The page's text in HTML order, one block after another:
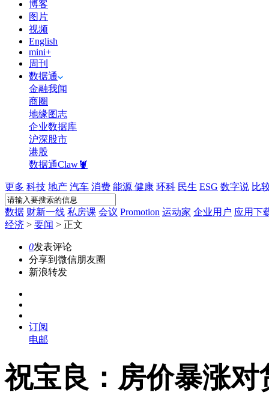
博客
图片
视频
English
mini+
周刊
数据通
金融我闻
商圈
地缘图志
企业数据库
沪深股市
港股
数据通Claw🦞
更多 科技 地产 汽车 消费 能源 健康 环科 民生 ESG 数字说 比
数据 财新一线 私房课 会议 Promotion 运动家 企业用户 应用下
经济 > 要闻 > 正文
0发表评论
分享到微信朋友圈
新浪转发
订阅
电邮
祝宝良：房价暴涨